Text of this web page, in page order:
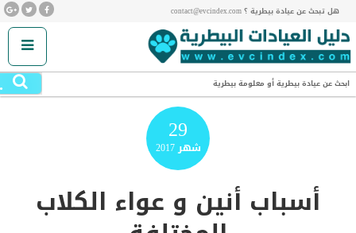
هل تبحث عن عيادة بيطرية ؟ contact@evcindex.com
ابحث عن عيادة بيطرية أو معلومة بيطرية
29
شهر2017
أسباب أنين و عواء الكلاب